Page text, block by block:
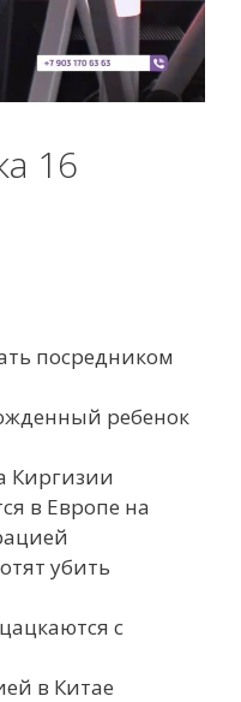
16
посредником
ребенок
Киргизии
в Европе на
убить
с
в Китае